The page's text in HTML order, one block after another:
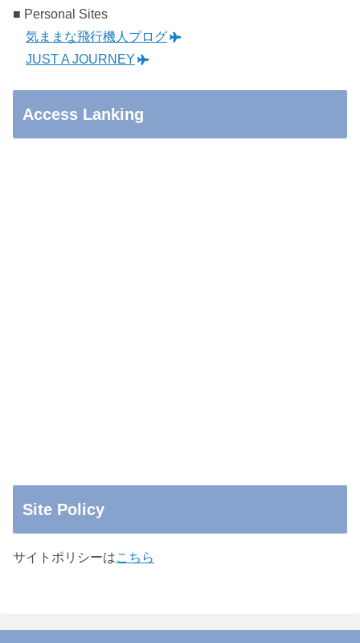
■ Personal Sites
気ままな飛行機人プログ
JUST A JOURNEY
Access Lanking
Site Policy
サイトポリシーはこちら